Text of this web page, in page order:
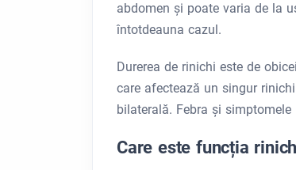
abdomen și poate varia de la
întotdeauna cazul.
Durerea de rinichi este de
care afectează un singur
bilaterală. Febra și
Care este funcția